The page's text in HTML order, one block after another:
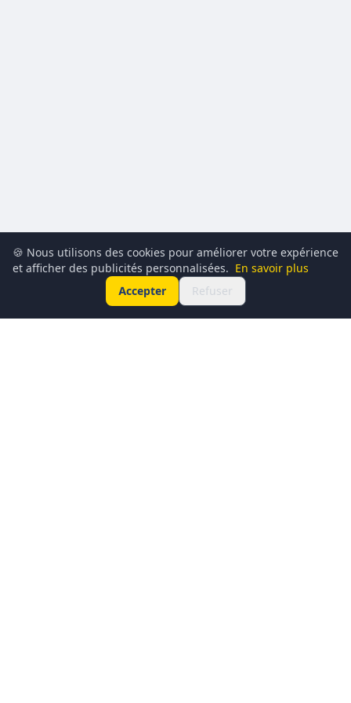
🍪 Nous utilisons des cookies pour améliorer votre expérience
et afficher des publicités personnalisées. En savoir plus
Accepter
Refuser